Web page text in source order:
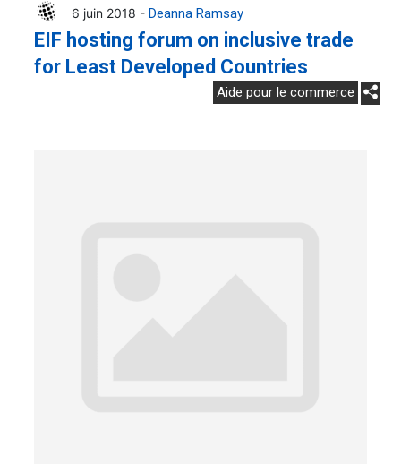
6 juin 2018 - Deanna Ramsay
EIF hosting forum on inclusive trade
for Least Developed Countries
Aide pour le commerce